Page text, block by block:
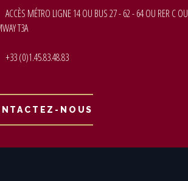
ACCÈS MÉTRO LIGNE 14 OU BUS 27 - 62 - 64 OU RER C OU
T3A
+33 (0)1.45.83.48.83
NOUS